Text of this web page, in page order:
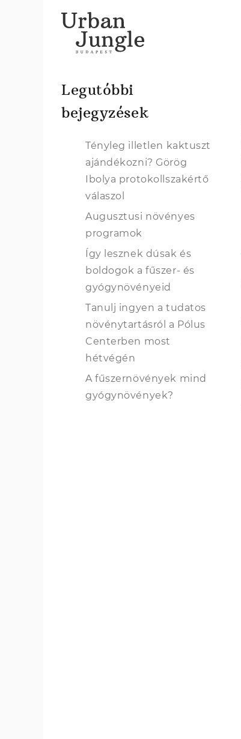
Legutóbbi
bejegyzések
Tényleg illetlen kaktuszt
ajándékozni? Görög
Ibolya protokollszakértő
válaszol
Augusztusi növényes
programok
Így lesznek dúsak és
boldogok a fűszer- és
gyógynövényeid
Tanulj ingyen a tudatos
növénytartásról a Pólus
Centerben most
hétvégén
A fűszernövények mind
gyógynövények?